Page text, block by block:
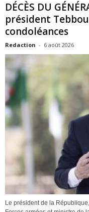
DÉCÈS DU
président
condoléances
Redaction - 6 août 2026
Le président de la